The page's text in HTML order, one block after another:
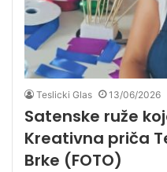
Teslicki Glas 13/06/2026
Satenske ruže
Kreativna priča
Brke (FOTO)